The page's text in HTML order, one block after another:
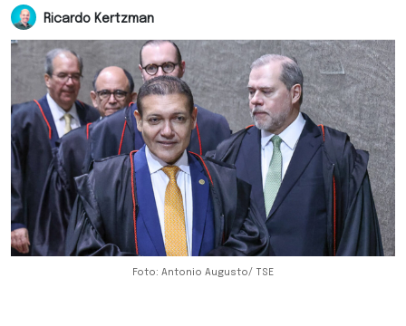
Ricardo Kertzman
Foto: Antonio Augusto/ TSE